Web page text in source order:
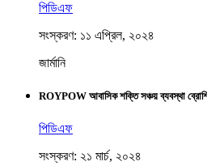
পিডিএফ
সংস্করণ: ১১ এপ্রিল, ২০২৪
জার্মানি
ROYPOW আবাসিক শক্তি সঞ্চয় ব্যবস্থা
পিডিএফ
সংস্করণ: ২১ মার্চ, ২০২৪